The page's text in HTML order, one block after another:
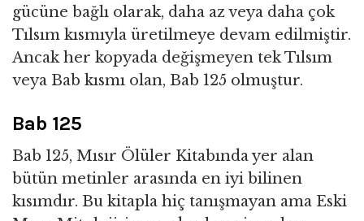
gücüne bağlı olarak, daha az veya daha çok
Tılsım kısmıyla üretilmeye devam edilmiştir.
Ancak her kopyada değişmeyen tek Tılsım
veya Bab kısmı olan, Bab 125 olmuştur.
Bab 125
Bab 125, Mısır Ölüler Kitabında yer alan
bütün metinler arasında en iyi bilinen
kısımdır. Bu kitapla hiç tanışmayan ama Eski